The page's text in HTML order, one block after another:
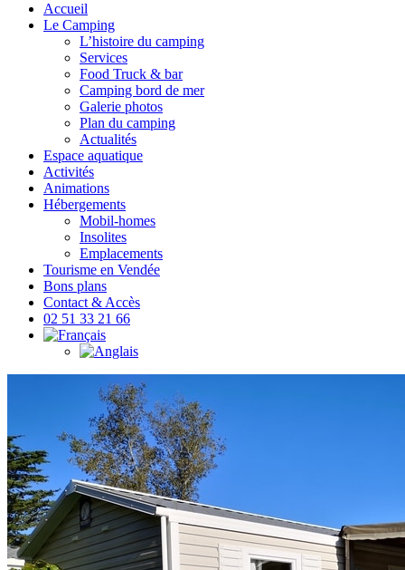
Accueil
Le Camping
L’histoire du camping
Services
Food Truck & bar
Camping bord de mer
Galerie photos
Plan du camping
Actualités
Espace aquatique
Activités
Animations
Hébergements
Mobil-homes
Insolites
Emplacements
Tourisme en Vendée
Bons plans
Contact & Accès
02 51 33 21 66